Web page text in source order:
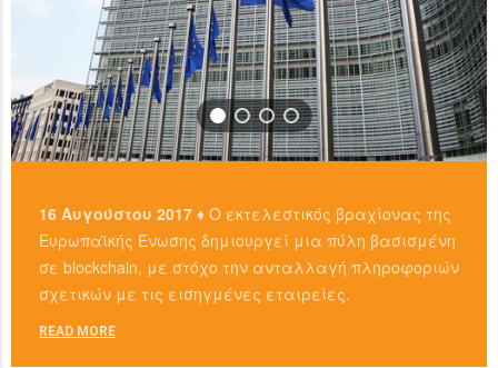
16 Αυγούστου 2017 ♦ Ο εκτελεστικός βραχίονας της
Ευρωπαϊκής Ένωσης δημιουργεί μια πύλη βασισμένη
σε blockchain, με στόχο την ανταλλαγή πληροφοριών
σχετικών με τις εισηγμένες εταιρείες.
READ MORE